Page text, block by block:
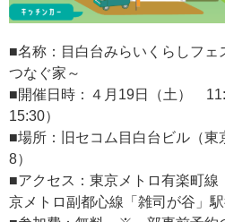
■名称：目白台みらいくらしフェ
つなぐ家～
■開催日時：４月19日（土）
15:30）
■場所：旧セコム目白台ビル（東
8）
■アクセス：東京メトロ有楽町線
京メトロ副都心線「雑司が谷」